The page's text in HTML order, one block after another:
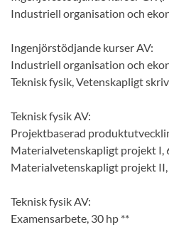
Industriell organisation och
Ingenjörstödjande kurser AV:
Industriell organisation och
Teknisk fysik, Vetenskapligt
Teknisk fysik AV:
Projektbaserad
Materialvetenskapligt projekt I,
Materialvetenskapligt projekt II,
Teknisk fysik AV:
Examensarbete, 30 hp **